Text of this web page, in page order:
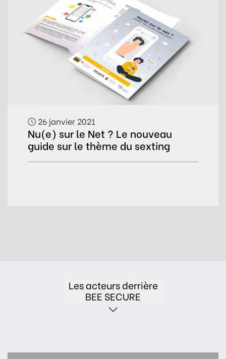
26 janvier 2021
Nu(e) sur le Net ? Le nouveau
guide sur le thème du sexting
Les acteurs derrière
BEE SECURE